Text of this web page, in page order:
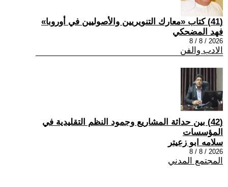
(41) كتاب «معارك التنويريين والأصوليين في أوروبا»
فهد المضحكي
2026 / 8 / 8
الادب والفن
(42) بين حداثة المشاريع وجمود النظم التقليدية في
المؤسسات
سلامه ابو زعيتر
2026 / 8 / 8
المجتمع المدني